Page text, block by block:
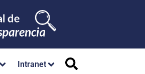
Intranet